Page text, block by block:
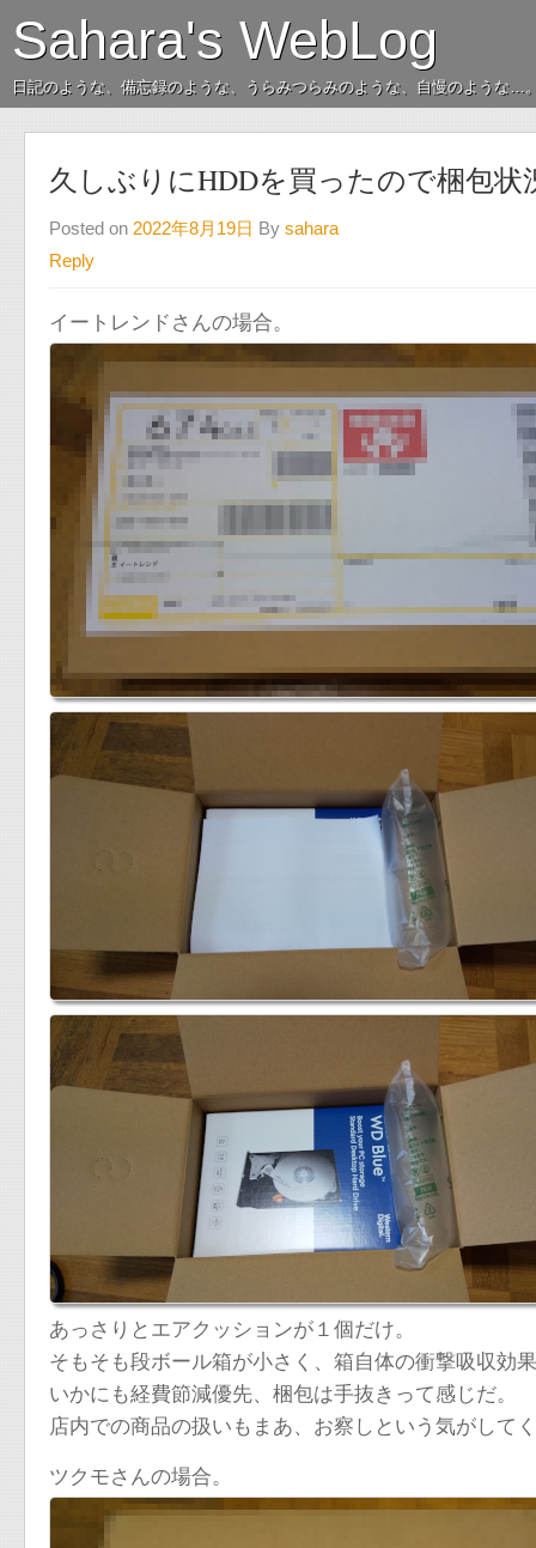
Sahara's WebLog
日記のような、備忘録のような、うらみつらみのような、自慢のような…
久しぶりにHDDを買ったので梱包状
Posted on 2022年8月19日 By sahara
Reply
イートレンドさんの場合。
あっさりとエアクッションが１個だけ。
そもそも段ボール箱が小さく、箱自体の衝撃吸収効
いかにも経費節減優先、梱包は手抜きって感じだ。
店内での商品の扱いもまあ、お察しという気がして
ツクモさんの場合。